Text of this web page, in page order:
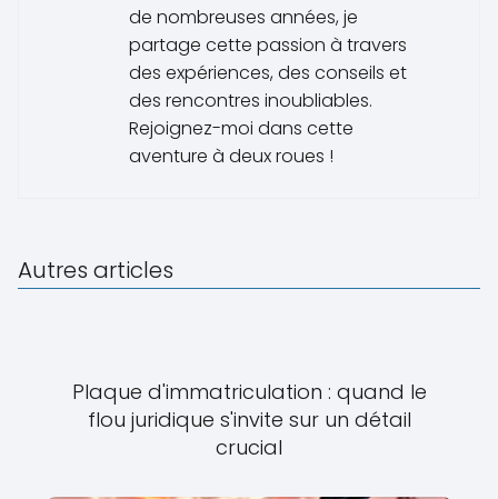
de nombreuses années, je
partage cette passion à travers
des expériences, des conseils et
des rencontres inoubliables.
Rejoignez-moi dans cette
aventure à deux roues !
Autres articles
Plaque d'immatriculation : quand le
flou juridique s'invite sur un détail
crucial